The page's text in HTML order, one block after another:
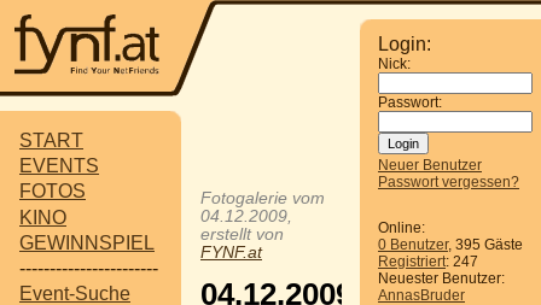
START
EVENTS
FOTOS
KINO
GEWINNSPIEL
-----------------------
Event-Suche
Login:
Nick:
Passwort:
Neuer Benutzer
Passwort vergessen?
Online:
0 Benutzer, 395 Gäste
Registriert: 247
Neuester Benutzer:
AnnasBruder
Fotogalerie vom
04.12.2009,
erstellt von
FYNF.at
04.12.2009